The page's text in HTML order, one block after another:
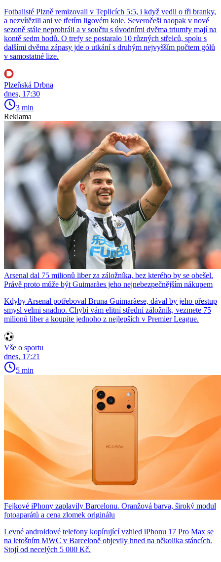
Fotbalisté Plzně remizovali v Teplicích 5:5, i když vedli o tři branky,
a nezvítězili ani ve třetím ligovém kole. Severočeši naopak v nové
sezoně stále neprohráli a v součtu s úvodními dvěma triumfy mají na
kontě sedm bodů. O trefy se postaralo 10 různých střelců, spolu s
dalšími dvěma zápasy jde o utkání s druhým nejvyšším počtem gólů
v samostatné lize.
Plzeňská Drbna
dnes, 17:30
3 min
Reklama
Arsenal dal 75 milionů liber za záložníka, bez kterého by se obešel.
Právě proto může být Guimarães jeho nejnebezpečnějším nákupem
Kdyby Arsenal potřeboval Bruna Guimarãese, dával by jeho přestup
smysl velmi snadno. Chybí vám elitní střední záložník, vezmete 75
milionů liber a koupíte jednoho z nejlepších v Premier League.
Vše o sportu
dnes, 17:21
5 min
Fejkové iPhony zaplavily Barcelonu. Oranžová barva, široký modul
fotoaparátů a cena zlomek originálu
Levné androidové telefony kopírující vzhled iPhonu 17 Pro Max se
na letošním MWC v Barceloně objevily hned na několika stáncích.
Stojí od necelých 5 000 Kč.